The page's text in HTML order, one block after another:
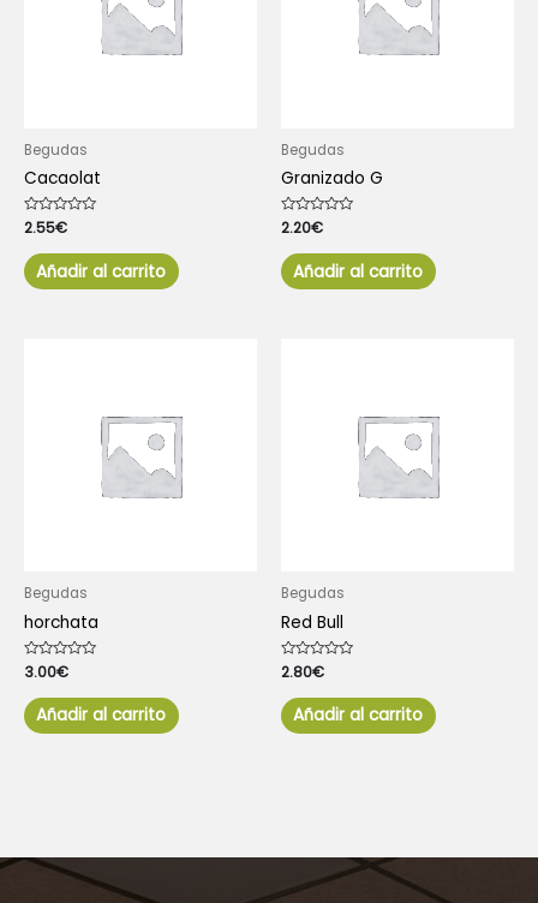
Begudas
Cacaolat
Valorado
con
de
5
2.55€
Añadir al carrito
Begudas
Granizado G
Valorado
con
de
5
2.20€
Añadir al carrito
Begudas
horchata
Valorado
con
de
5
3.00€
Añadir al carrito
Begudas
Red Bull
Valorado
con
de
5
2.80€
Añadir al carrito